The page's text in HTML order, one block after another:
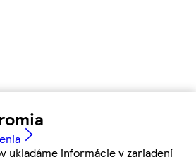
ukladáme informácie v zariadení